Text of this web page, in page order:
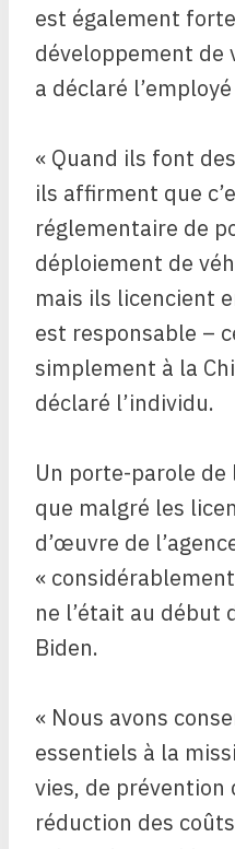
est également
développement de
a déclaré
« Quand ils font
ils affirment que
réglementaire de
déploiement de
mais ils licencient
est responsable –
simplement à la
déclaré l’individu.
Un porte-parole de
que malgré les
d’œuvre de
«
ne l’était au début
Biden.
« Nous avons
essentiels à la
vies, de prévention
réduction des